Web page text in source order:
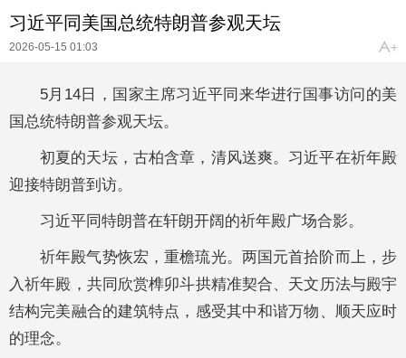
习近平同美国总统特朗普参观天坛
2026-05-15 01:03
5月14日，国家主席习近平同来华进行国事访问的美
国总统特朗普参观天坛。
初夏的天坛，古柏含章，清风送爽。习近平在祈年殿
迎接特朗普到访。
习近平同特朗普在轩朗开阔的祈年殿广场合影。
祈年殿气势恢宏，重檐琉光。两国元首拾阶而上，步
入祈年殿，共同欣赏榫卯斗拱精准契合、天文历法与殿宇
结构完美融合的建筑特点，感受其中和谐万物、顺天应时
的理念。